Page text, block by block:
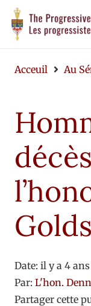
Acceuil Au
Date: il y a 4 ans
Par: L'hon.
Partager cette